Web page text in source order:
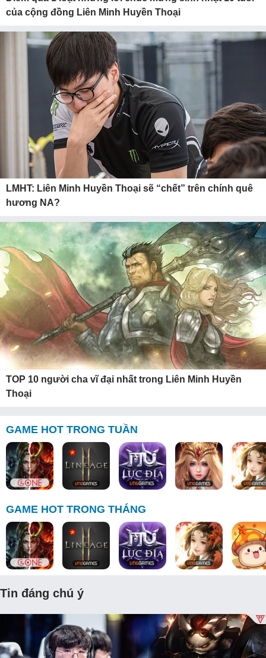
của cộng đồng Liên Minh Huyền Thoại
LMHT: Liên Minh Huyền Thoại sẽ “chết” trên chính quê
hương NA?
TOP 10 người cha vĩ đại nhất trong Liên Minh Huyền
Thoại
GAME HOT TRONG TUẦN
GAME HOT TRONG THÁNG
Tin đáng chú ý